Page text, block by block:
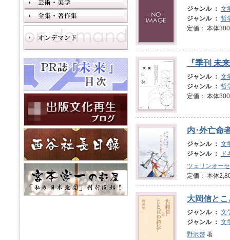
ジャンル ： 文
ジャンル ： 哲
定価： 本体
『季刊 未
ジャンル ： 文
ジャンル ： 哲
定価： 本体
内･外亡命
ジャンル ： 文
ジャンル ：
ド
ツェリンオー
定価： 本体
大岡信と
ジャンル ： 文
ジャンル ： 文
野沢啓 著